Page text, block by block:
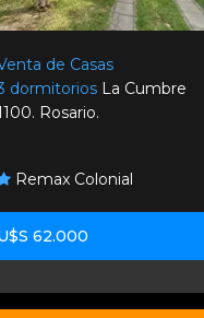
de Casas
dormitorios La Cumbre
Rosario.
Remax Colonial
62.000